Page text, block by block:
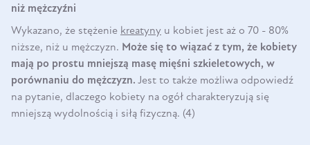
niż mężczyźni
Wykazano, że stężenie kreatyny u kobiet jest aż o 70 - 80%
niższe, niż u mężczyzn. Może się to wiązać z tym, że kobiety
mają po prostu mniejszą masę mięśni szkieletowych, w
porównaniu do mężczyzn. Jest to także możliwa odpowiedź
na pytanie, dlaczego kobiety na ogół charakteryzują się
mniejszą wydolnością i siłą fizyczną. (4)